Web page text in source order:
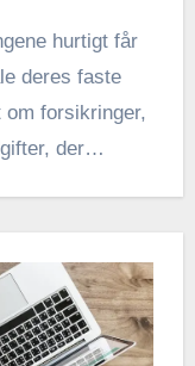
hurtigt får
deres faste
om forsikringer,
der…